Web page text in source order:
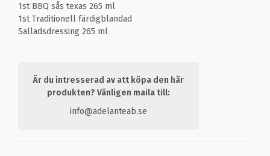
1st BBQ sås texas 265 ml
1st Traditionell färdigblandad
Salladsdressing 265 ml
Är du intresserad av att köpa den här
produkten? Vänligen maila till:
info@adelanteab.se